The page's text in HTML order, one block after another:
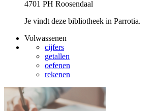
4701 PH Roosendaal
Je vindt deze bibliotheek in Parrotia.
Volwassenen
cijfers
getallen
oefenen
rekenen